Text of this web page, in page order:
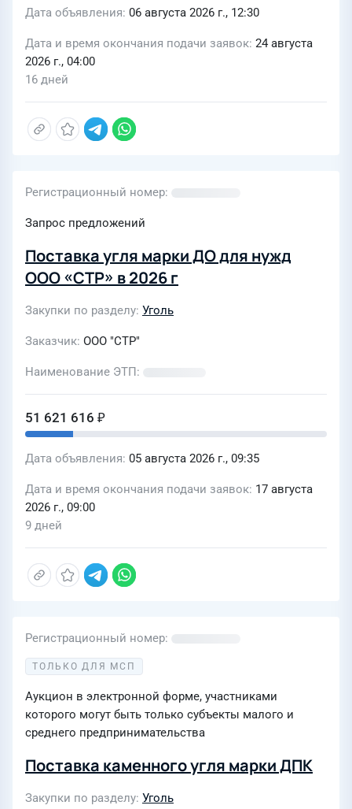
Дата объявления 06 августа 2026 г., 12:30
Дата и время окончания подачи заявок 24 августа
2026 г., 04:00
16 дней
Регистрационный номер
Запрос предложений
Поставка угля марки ДО для нужд
ООО «СТР» в 2026 г
Закупки по разделу Уголь
Заказчик ООО "СТР"
Наименование ЭТП
51 621 616 ₽
Дата объявления 05 августа 2026 г., 09:35
Дата и время окончания подачи заявок 17 августа
2026 г., 09:00
9 дней
Регистрационный номер
ТОЛЬКО ДЛЯ МСП
Аукцион в электронной форме, участниками
которого могут быть только субъекты малого и
среднего предпринимательства
Поставка каменного угля марки ДПК
Закупки по разделу Уголь